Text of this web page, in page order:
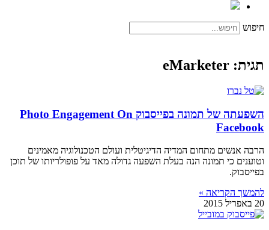
חיפוש
תגית: eMarketer
השפעתה של תמונה בפייסבוק Photo Engagement On
Facebook
הרבה אנשים מתחום המדיה הדיגיטלית ועולם הטכנולוגיה מאמינים
וטוענים כי תמונה הנה בעלת השפעה גדולה מאד על פופולריותו של תוכן
בפייסבוק.
להמשך הקריאה »
20 באפריל 2015